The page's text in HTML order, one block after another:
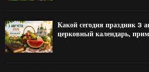
Какой сегодня праздник 3
церковный календарь,